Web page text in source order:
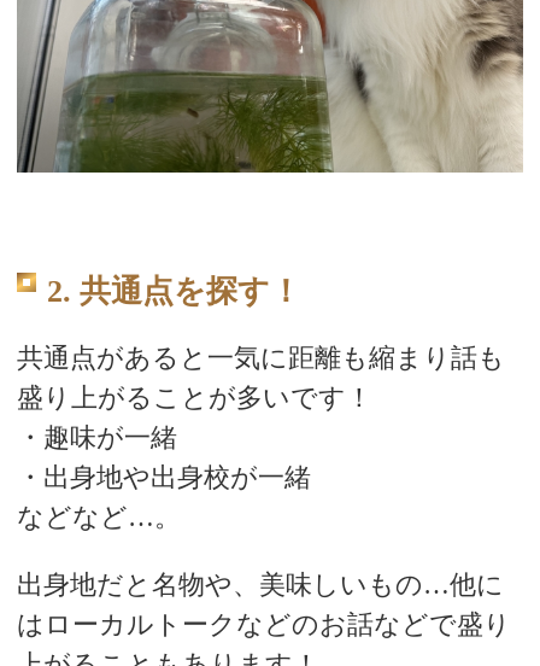
2. 共通点を探す！
共通点があると一気に距離も縮まり話も
盛り上がることが多いです！
・趣味が一緒
・出身地や出身校が一緒
などなど…。
出身地だと名物や、美味しいもの…他に
はローカルトークなどのお話などで盛り